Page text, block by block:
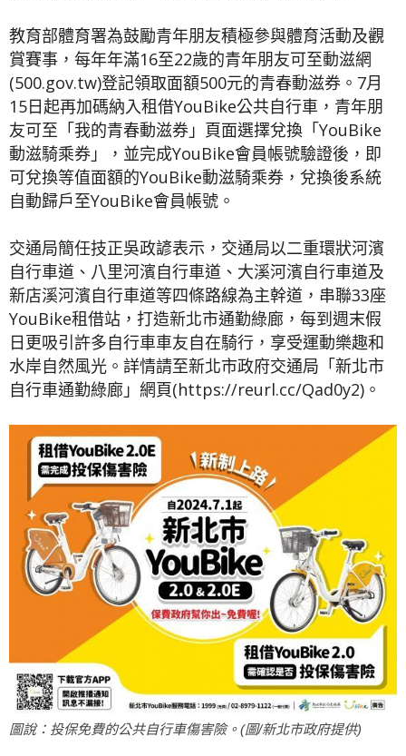
教育部體育署為鼓勵青年朋友積極參與體育活動及觀
賞賽事，每年年滿16至22歲的青年朋友可至動滋網
(500.gov.tw)登記領取面額500元的青春動滋券。7月
15日起再加碼納入租借YouBike公共自行車，青年朋
友可至「我的青春動滋券」頁面選擇兌換「YouBike
動滋騎乘券」，並完成YouBike會員帳號驗證後，即
可兌換等值面額的YouBike動滋騎乘券，兌換後系統
自動歸戶至YouBike會員帳號。
交通局簡任技正吳政諺表示，交通局以二重環狀河濱
自行車道、八里河濱自行車道、大溪河濱自行車道及
新店溪河濱自行車道等四條路線為主幹道，串聯33座
YouBike租借站，打造新北市通勤綠廊，每到週末假
日更吸引許多自行車車友自在騎行，享受運動樂趣和
水岸自然風光。詳情請至新北市政府交通局「新北市
自行車通勤綠廊」網頁(https://reurl.cc/Qad0y2)。
圖說：投保免費的公共自行車傷害險。(圖/新北市政府提供)